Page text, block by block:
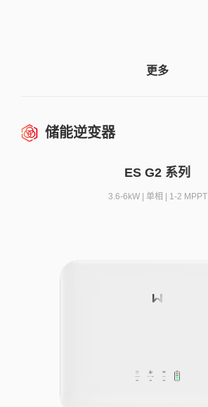
更多
储能逆变器
ES G2 系列
3.6-6kW | 单相 | 1-2 MPPT